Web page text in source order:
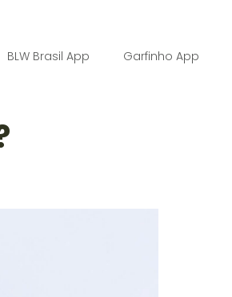
BLW Brasil App Garfinho App